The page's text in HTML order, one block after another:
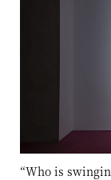
“Who is